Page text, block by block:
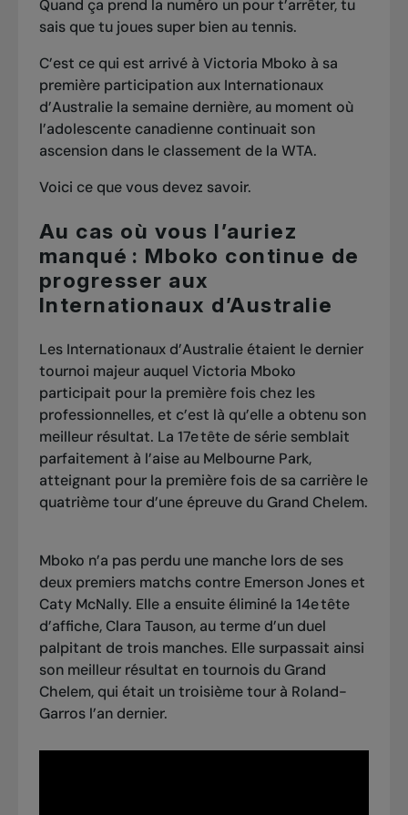
Quand ça prend la numéro un pour t’arrêter, tu
sais que tu joues super bien au tennis.
C’est ce qui est arrivé à Victoria Mboko à sa
première participation aux Internationaux
d’Australie la semaine dernière, au moment où
l’adolescente canadienne continuait son
ascension dans le classement de la WTA.
Voici ce que vous devez savoir.
Au cas où vous l’auriez
manqué : Mboko continue de
progresser aux
Internationaux d’Australie
Les Internationaux d’Australie étaient le dernier
tournoi majeur auquel Victoria Mboko
participait pour la première fois chez les
professionnelles, et c’est là qu’elle a obtenu son
meilleur résultat. La 17e tête de série semblait
parfaitement à l’aise au Melbourne Park,
atteignant pour la première fois de sa carrière le
quatrième tour d’une épreuve du Grand Chelem.
Mboko n’a pas perdu une manche lors de ses
deux premiers matchs contre Emerson Joneset
Caty McNally. Elle a ensuite éliminé la 14e tête
d’affiche, Clara Tauson, au terme d’un duel
palpitant de trois manches. Elle surpassait ainsi
son meilleur résultat en tournois du Grand
Chelem, qui était un troisième tour à Roland-
Garros l’an dernier.